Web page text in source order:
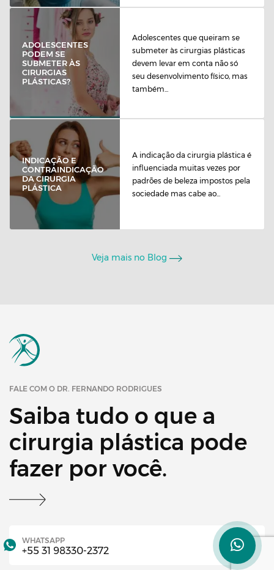
ADOLESCENTES
PODEM SE
SUBMETER ÀS
CIRURGIAS
PLÁSTICAS?
Adolescentes que queiram se
submeter às cirurgias plásticas
devem levar em conta não só
seu desenvolvimento físico, mas
também...
INDICAÇÃO E
CONTRAINDICAÇÃO
DA CIRURGIA
PLÁSTICA
A indicação da cirurgia plástica é
influenciada muitas vezes por
padrões de beleza impostos pela
sociedade mas cabe ao...
Veja mais no Blog
FALE COM O DR. FERNANDO RODRIGUES
Saiba tudo o que a
cirurgia plástica pode
fazer por você.
WHATSAPP
+55 31 98330-2372